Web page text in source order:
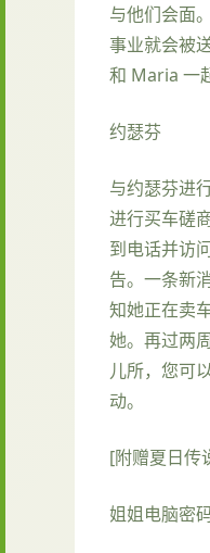
与他们会面
事业就会被
和 Maria 一
约瑟芬
与约瑟芬进
进行买车磋
到电话并访
告。一条新
知她正在卖
她。再过两
儿所，您可
动。
[附赠夏日传
姐姐电脑密